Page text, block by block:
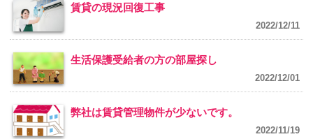
賃貸の現況回復工事
2022/12/11
生活保護受給者の方の部屋探し
2022/12/01
弊社は賃貸管理物件が少ないです。
2022/11/19